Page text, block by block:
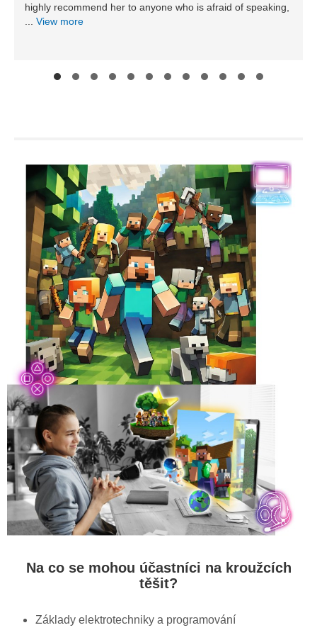
highly recommend her to anyone who is afraid of speaking,
View more
Na co se mohou účastníci na kroužcích
těšit?
Základy elektrotechniky a programování